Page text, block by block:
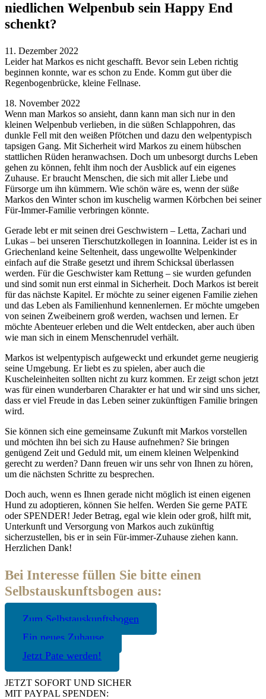
niedlichen Welpenbub sein Happy End
schenkt?
11. Dezember 2022
Leider hat Markos es nicht geschafft. Bevor sein Leben richtig
beginnen konnte, war es schon zu Ende. Komm gut über die
Regenbogenbrücke, kleine Fellnase.
18. November 2022
Wenn man Markos so ansieht, dann kann man sich nur in den
kleinen Welpenbub verlieben, in die süßen Schlappohren, das
dunkle Fell mit den weißen Pfötchen und dazu den welpentypisch
tapsigen Gang. Mit Sicherheit wird Markos zu einem hübschen
stattlichen Rüden heranwachsen. Doch um unbesorgt durchs Leben
gehen zu können, fehlt ihm noch der Ausblick auf ein eigenes
Zuhause. Er braucht Menschen, die sich mit aller Liebe und
Fürsorge um ihn kümmern. Wie schön wäre es, wenn der süße
Markos den Winter schon im kuschelig warmen Körbchen bei seiner
Für-Immer-Familie verbringen könnte.
Gerade lebt er mit seinen drei Geschwistern – Letta, Zachari und
Lukas – bei unseren Tierschutzkollegen in Ioannina. Leider ist es in
Griechenland keine Seltenheit, dass ungewollte Welpenkinder
einfach auf die Straße gesetzt und ihrem Schicksal überlassen
werden. Für die Geschwister kam Rettung – sie wurden gefunden
und sind somit nun erst einmal in Sicherheit. Doch Markos ist bereit
für das nächste Kapitel. Er möchte zu seiner eigenen Familie ziehen
und das Leben als Familienhund kennenlernen. Er möchte umgeben
von seinen Zweibeinern groß werden, wachsen und lernen. Er
möchte Abenteuer erleben und die Welt entdecken, aber auch üben
wie man sich in einem Menschenrudel verhält.
Markos ist welpentypisch aufgeweckt und erkundet gerne neugierig
seine Umgebung. Er liebt es zu spielen, aber auch die
Kuscheleinheiten sollten nicht zu kurz kommen. Er zeigt schon jetzt
was für einen wunderbaren Charakter er hat und wir sind uns sicher,
dass er viel Freude in das Leben seiner zukünftigen Familie bringen
wird.
Sie können sich eine gemeinsame Zukunft mit Markos vorstellen
und möchten ihn bei sich zu Hause aufnehmen? Sie bringen
genügend Zeit und Geduld mit, um einem kleinen Welpenkind
gerecht zu werden? Dann freuen wir uns sehr von Ihnen zu hören,
um die nächsten Schritte zu besprechen.
Doch auch, wenn es Ihnen gerade nicht möglich ist einen eigenen
Hund zu adoptieren, können Sie helfen. Werden Sie gerne PATE
oder SPENDER! Jeder Betrag, egal wie klein oder groß, hilft mit,
Unterkunft und Versorgung von Markos auch zukünftig
sicherzustellen, bis er in sein Für-immer-Zuhause ziehen kann.
Herzlichen Dank!
Bei Interesse füllen Sie bitte einen
Selbstauskunftsbogen aus:
Zum Selbstauskunftsbogen
Ein neues Zuhause
Jetzt Pate werden!
JETZT SOFORT UND SICHER
MIT PAYPAL SPENDEN: